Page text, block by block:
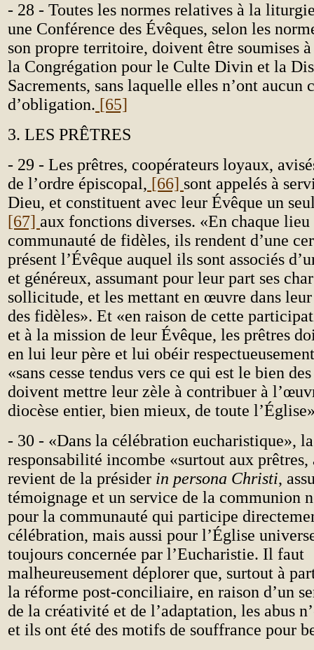
- 28 - Toutes les normes relatives à la
une Conférence des Évêques, selon les
son propre territoire, doivent être soumises
la Congrégation pour le Culte Divin et la
Sacrements, sans laquelle elles n’ont aucun
d’obligation. [65]
3. LES PRÊTRES
- 29 - Les prêtres, coopérateurs loyaux,
de l’ordre épiscopal, [66] sont appelés à
Dieu, et constituent avec leur Évêque un
[67] aux fonctions diverses. «En chaque
communauté de fidèles, ils rendent d’une
présent l’Évêque auquel ils sont associés
et généreux, assumant pour leur part ses
sollicitude, et les mettant en œuvre dans
des fidèles». Et «en raison de cette
et à la mission de leur Évêque, les prêtres
en lui leur père et lui obéir
«sans cesse tendus vers ce qui est le bien
doivent mettre leur zèle à contribuer à
diocèse entier, bien mieux, de toute
- 30 - «Dans la célébration eucharistique»,
responsabilité incombe «surtout aux
revient de la présider in persona Christi,
témoignage et un service de la communion
pour la communauté qui participe
célébration, mais aussi pour l’Église
toujours concernée par l’Eucharistie. Il faut
malheureusement déplorer que, surtout à
la réforme post-conciliaire, en raison d’un
de la créativité et de l’adaptation, les abus
et ils ont été des motifs de souffrance pour